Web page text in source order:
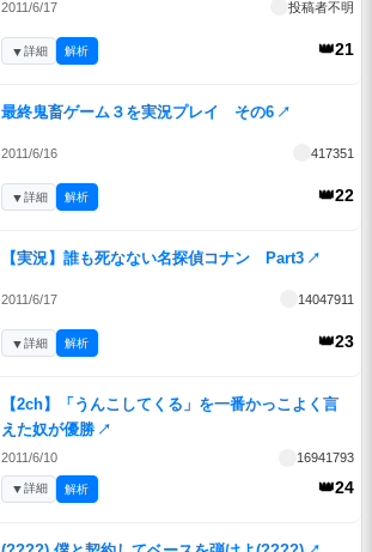
2011/6/17 投稿者不明
👑21
▼詳細 解析
最終鬼畜ゲーム３を実況プレイ その6 ↗
2011/6/16 417351
👑22
▼詳細 解析
【実況】誰も死なない名探偵コナン Part3 ↗
2011/6/17 14047911
👑23
▼詳細 解析
【2ch】「うんこしてくる」を一番かっこよく言
えた奴が優勝 ↗
2011/6/10 16941793
👑24
▼詳細 解析